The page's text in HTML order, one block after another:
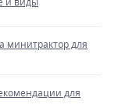
минитрактор для
для